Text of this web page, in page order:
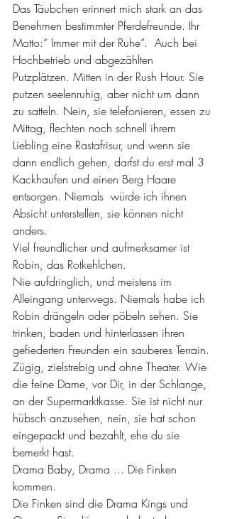
Das Täubchen erinnert mich stark an das
Benehmen bestimmter Pferdefreunde. Ihr
Motto:“ Immer mit der Ruhe“.  Auch bei
Hochbetrieb und abgezählten
Putzplätzen. Mitten in der Rush Hour. Sie
putzen seelenruhig, aber nicht um dann
zu satteln. Nein, sie telefonieren, essen zu
Mittag, flechten noch schnell ihrem
Liebling eine Rastafrisur, und wenn sie
dann endlich gehen, darfst du erst mal 3
Kackhaufen und einen Berg Haare
entsorgen. Niemals  würde ich ihnen
Absicht unterstellen, sie können nicht
anders.
Viel freundlicher und aufmerksamer ist
Robin, das Rotkehlchen.
Nie aufdringlich, und meistens im
Alleingang unterwegs. Niemals habe ich
Robin drängeln oder pöbeln sehen. Sie
trinken, baden und hinterlassen ihren
gefiederten Freunden ein sauberes Terrain.
Zügig, zielstrebig und ohne Theater. Wie
die feine Dame, vor Dir, in der Schlange,
an der Supermarktkasse. Sie ist nicht nur
hübsch anzusehen, nein, sie hat schon
eingepackt und bezahlt, ehe du sie
bemerkt hast.
Drama Baby, Drama ... Die Finken
kommen.
Die Finken sind die Drama Kings und